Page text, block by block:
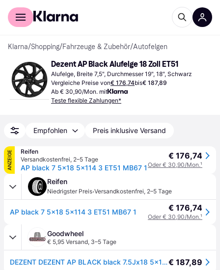
Für Shopper
Klarna/Shopping/Fahrzeuge & Zubehör/Autofelgen
Dezent AP Black Alufelge 18 Zoll ET51
Alufelge, Breite 7,5", Durchmesser 19", 18", Schwarz
Vergleiche Preise von€ 176,74bis€ 187,89
Ab € 30,90/Mon. mit
Teste flexible Zahlungen*
Empfohlen Preis inklusive Versand
ANZEIGE
Reifen
Versandkostenfrei, 2–5 Tage
AP black 7 5x18 5x114 3 ET51 MB67 1
€ 176,74
Oder € 30,90/Mon.¹
Reifen
Niedrigster Preis·Versandkostenfrei, 2–5 Tage
AP black 7 5x18 5x114 3 ET51 MB67 1 € 176,74
Oder € 30,90/Mon.¹
Goodwheel
€ 5,95 Versand, 3–5 Tage
DEZENT DEZENT AP BLACK black 7.5Jx18 5x114.3 ET51€ 187,89